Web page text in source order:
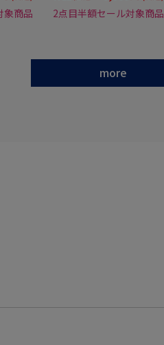
象商品 2点目半額セール対象商品
more